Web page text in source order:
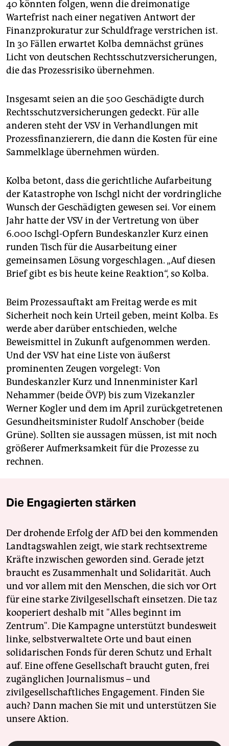
40 könnten folgen, wenn die dreimonatige
Wartefrist nach einer negativen Antwort der
Finanzprokuratur zur Schuldfrage verstrichen ist.
In 30 Fällen erwartet Kolba demnächst grünes
Licht von deutschen Rechtsschutzversicherungen,
die das Prozessrisiko übernehmen.
Insgesamt seien an die 500 Geschädigte durch
Rechtsschutzversicherungen gedeckt. Für alle
anderen steht der VSV in Verhandlungen mit
Prozessfinanzierern, die dann die Kosten für eine
Sammelklage übernehmen würden.
Kolba betont, dass die gerichtliche Aufarbeitung
der ­Ka­ta­s­tro­phe von Ischgl nicht der vordringliche
Wunsch der Geschädigten gewesen sei. Vor einem
Jahr hatte der VSV in der Vertretung von über
6.000 Ischgl-Opfern Bundeskanzler Kurz einen
runden Tisch für die Ausarbeitung einer
gemeinsamen Lösung vorgeschlagen. „Auf diesen
Brief gibt es bis heute keine Reaktion“, so Kolba.
Beim Prozessauftakt am Freitag werde es mit
Sicherheit noch kein Urteil geben, meint Kolba. Es
werde aber darüber entschieden, welche
Beweismittel in Zukunft aufgenommen werden.
Und der VSV hat eine Liste von äußerst
prominenten Zeugen vorgelegt: Von
Bundeskanzler Kurz und Innenminister Karl
Nehammer (beide ÖVP) bis zum Vizekanzler
Werner Kogler und dem im April zurückgetretenen
Gesundheitsminister Rudolf Anschober (beide
Grüne). Sollten sie aussagen müssen, ist mit noch
größerer Aufmerksamkeit für die Prozesse zu
rechnen.
Die Engagierten stärken
Der drohende Erfolg der AfD bei den kommenden
Landtagswahlen zeigt, wie stark rechtsextreme
Kräfte inzwischen geworden sind. Gerade jetzt
braucht es Zusammenhalt und Solidarität. Auch
und vor allem mit den Menschen, die sich vor Ort
für eine starke Zivilgesellschaft einsetzen. Die taz
kooperiert deshalb mit "Alles beginnt im
Zentrum". Die Kampagne unterstützt bundesweit
linke, selbstverwaltete Orte und baut einen
solidarischen Fonds für deren Schutz und Erhalt
auf. Eine offene Gesellschaft braucht guten, frei
zugänglichen Journalismus – und
zivilgesellschaftliches Engagement. Finden Sie
auch? Dann machen Sie mit und unterstützen Sie
unsere Aktion.